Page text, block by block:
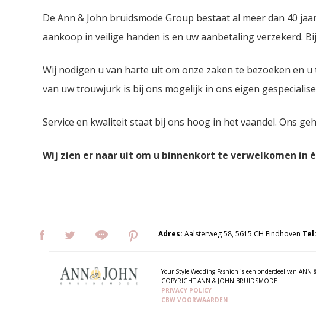
De Ann & John bruidsmode Group bestaat al meer dan 40
aankoop in veilige handen is en uw aanbetaling verzekerd.
Wij nodigen u van harte uit om onze zaken te bezoeken en
van uw trouwjurk is bij ons mogelijk in ons eigen
Service en kwaliteit staat bij ons hoog in het vaandel. Ons
Wij zien er naar uit om u binnenkort te verwelkomen in
Adres:Aalsterweg 58, 5615 CH Eindhoven Tel:
Your Style Wedding Fashion is een onderdeel van ANN
COPYRIGHT ANN & JOHN BRUIDSMODE
PRIVACY POLICY
CBW VOORWAARDEN